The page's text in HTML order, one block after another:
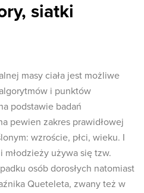
siatki
masy ciała jest możliwe
i punktów
podstawie badań
pewien zakres prawidłowej
wzroście, płci, wieku. I
używa się tzw.
osób dorosłych natomiast
Queteleta, zwany też w